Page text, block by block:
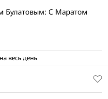
Булатовым: С Маратом
весь день